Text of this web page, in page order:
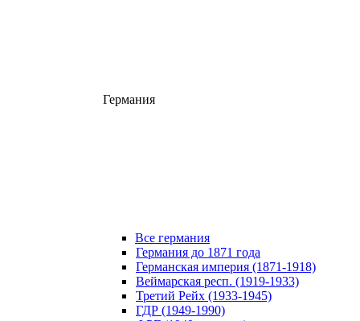
Германия
Все германия
Германия до 1871 года
Германская империя (1871-1918)
Веймарская респ. (1919-1933)
Третий Рейх (1933-1945)
ГДР (1949-1990)